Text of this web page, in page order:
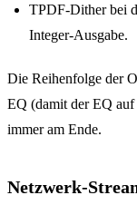
TPDF-Dither bei
Integer-Ausgabe.
Die Reihenfolge der
EQ (damit der EQ
immer am Ende.
Netzwerk-